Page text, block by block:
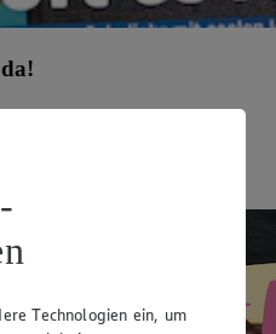
Brotdosen & Camping-
Technologien ein, um